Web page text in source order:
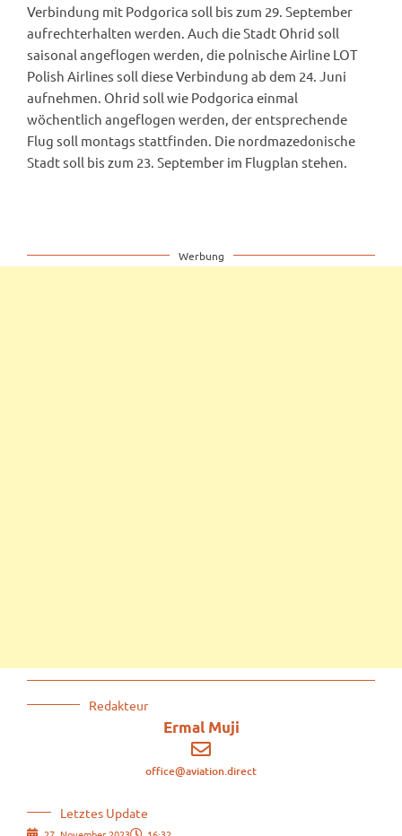
Redakteur
Ermal Muji
office@aviation.direct
Letztes Update
Verbindung mit Podgorica soll bis zum 29. September
aufrechterhalten werden. Auch die Stadt Ohrid soll
saisonal angeflogen werden, die polnische Airline LOT
Polish Airlines soll diese Verbindung ab dem 24. Juni
aufnehmen. Ohrid soll wie Podgorica einmal
wöchentlich angeflogen werden, der entsprechende
Flug soll montags stattfinden. Die nordmazedonische
Stadt soll bis zum 23. September im Flugplan stehen.
Werbung